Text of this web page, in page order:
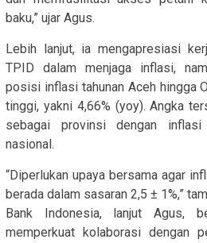
baku,” ujar Agus.
Lebih lanjut, ia mengapresiasi
TPID dalam menjaga inflasi,
posisi inflasi tahunan Aceh hingga
tinggi, yakni 4,66% (yoy). Angka
sebagai provinsi dengan
nasional.
“Diperlukan upaya bersama agar
berada dalam sasaran 2,5 ± 1%,”
Bank Indonesia, lanjut Agus,
memperkuat kolaborasi dengan